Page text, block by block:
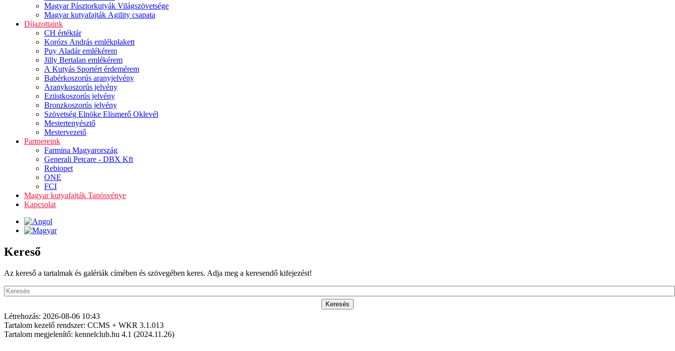
Magyar Pásztorkutyák Világszövetsége
Magyar kutyafajták Agility csapata
Díjazottaink
CH értéktár
Korózs András emlékplakett
Puy Aladár emlékérem
Jilly Bertalan emlékérem
A Kutyás Sportért érdemérem
Babérkoszorús aranyjelvény
Aranykoszorús jelvény
Ezüstkoszorús jelvény
Bronzkoszorús jelvény
Szövetség Elnöke Elismerő Oklevél
Mestertenyésztő
Mestervezető
Partnereink
Farmina Magyarország
Generali Petcare - DBX Kft
Rebiopet
ONE
FCI
Magyar kutyafajták Tanösvénye
Kapcsolat
Kereső
Az kereső a tartalmak és galériák címében és szövegében keres. Adja meg a keresendő kifejezést!
Létrehozás: 2026-08-06 10:43
Tartalom kezelő rendszer: CCMS + WKR 3.1.013
Tartalom megjelenítő: kennelclub.hu 4.1 (2024.11.26)